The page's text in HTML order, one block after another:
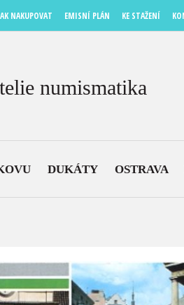
NAKUPOVAT EMISNÍ PLÁN KE STAŽENÍ
numismatika
DUKÁTY OSTRAVA